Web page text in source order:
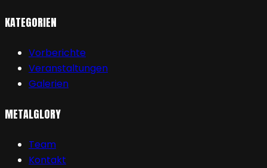
KATEGORIEN
Vorberichte
Veranstaltungen
Galerien
METALGLORY
Team
Kontakt